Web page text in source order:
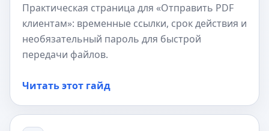
Практическая страница для «Отправить PDF
клиентам»: временные ссылки, срок действия и
необязательный пароль для быстрой
передачи файлов.
Читать этот гайд